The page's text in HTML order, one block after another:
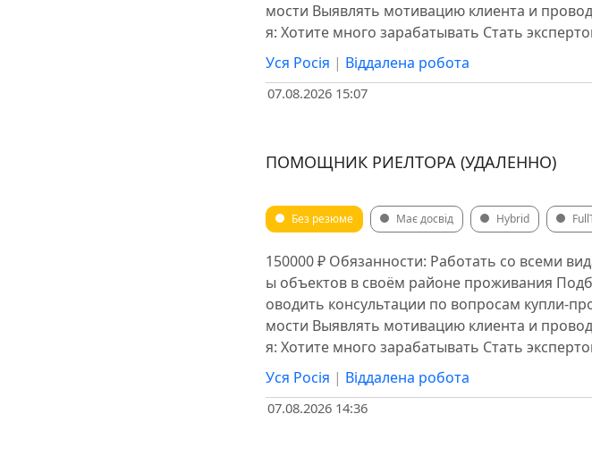
мости Выявлять мотивацию клиента и
я: Хотите много зарабатывать Стать
Уся Росія | Віддалена робота
07.08.2026 15:07
ПОМОЩНИК РИЕЛТОРА (УДАЛЕННО)
Без резюме Має досвід Hybrid
150000 ₽ Обязанности: Работать со всеми
ы объектов в своём районе проживания
оводить консультации по вопросам купли-
мости Выявлять мотивацию клиента и
я: Хотите много зарабатывать Стать
Уся Росія | Віддалена робота
07.08.2026 14:36